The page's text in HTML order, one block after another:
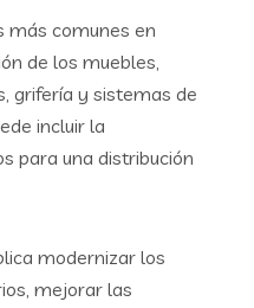
más comunes en
de los muebles,
grifería y sistemas de
incluir la
para una distribución
modernizar los
mejorar las